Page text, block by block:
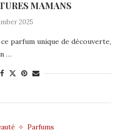
MAMANS
2025
parfum unique de découverte,
…
Parfums